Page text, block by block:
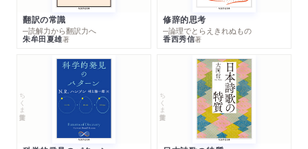
翻訳の常識
─読解力から翻訳力へ
朱牟田夏雄著
修辞的思考
─論理でとらえきれぬもの
香西秀信著
ちくま学芸文庫 ちくま学芸文庫